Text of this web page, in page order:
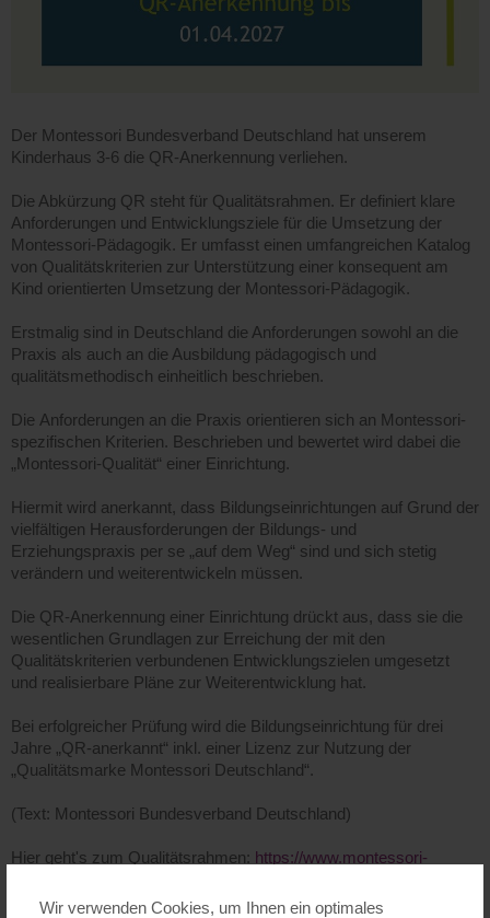
Wir verwenden Cookies, um Ihnen ein optimales
Der Montessori Bundesverband Deutschland hat unserem
Kinderhaus 3-6 die QR-Anerkennung verliehen.
Die Abkürzung QR steht für Qualitätsrahmen. Er definiert klare
Anforderungen und Entwicklungsziele für die Umsetzung der
Montessori-Pädagogik. Er umfasst einen umfangreichen Katalog
von Qualitätskriterien zur Unterstützung einer konsequent am
Kind orientierten Umsetzung der Montessori-Pädagogik.
Erstmalig sind in Deutschland die Anforderungen sowohl an die
Praxis als auch an die Ausbildung pädagogisch und
qualitätsmethodisch einheitlich beschrieben.
Die Anforderungen an die Praxis orientieren sich an Montessori-
spezifischen Kriterien. Beschrieben und bewertet wird dabei die
„Montessori-Qualität“ einer Einrichtung.
Hiermit wird anerkannt, dass Bildungseinrichtungen auf Grund der
vielfältigen Herausforderungen der Bildungs- und
Erziehungspraxis per se „auf dem Weg“ sind und sich stetig
verändern und weiterentwickeln müssen.
Die QR-Anerkennung einer Einrichtung drückt aus, dass sie die
wesentlichen Grundlagen zur Erreichung der mit den
Qualitätskriterien verbundenen Entwicklungszielen umgesetzt
und realisierbare Pläne zur Weiterentwicklung hat.
Bei erfolgreicher Prüfung wird die Bildungseinrichtung für drei
Jahre „QR-anerkannt“ inkl. einer Lizenz zur Nutzung der
„Qualitätsmarke Montessori Deutschland“.
(Text: Montessori Bundesverband Deutschland)
Hier geht's zum Qualitätsrahmen: https://www.montessori-